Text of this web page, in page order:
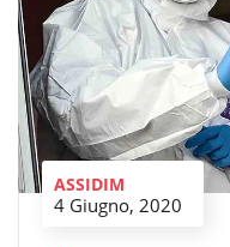
ASSIDIM
4 Giugno, 2020